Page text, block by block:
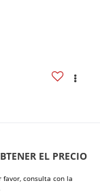
EL PRECIO
consulta con la